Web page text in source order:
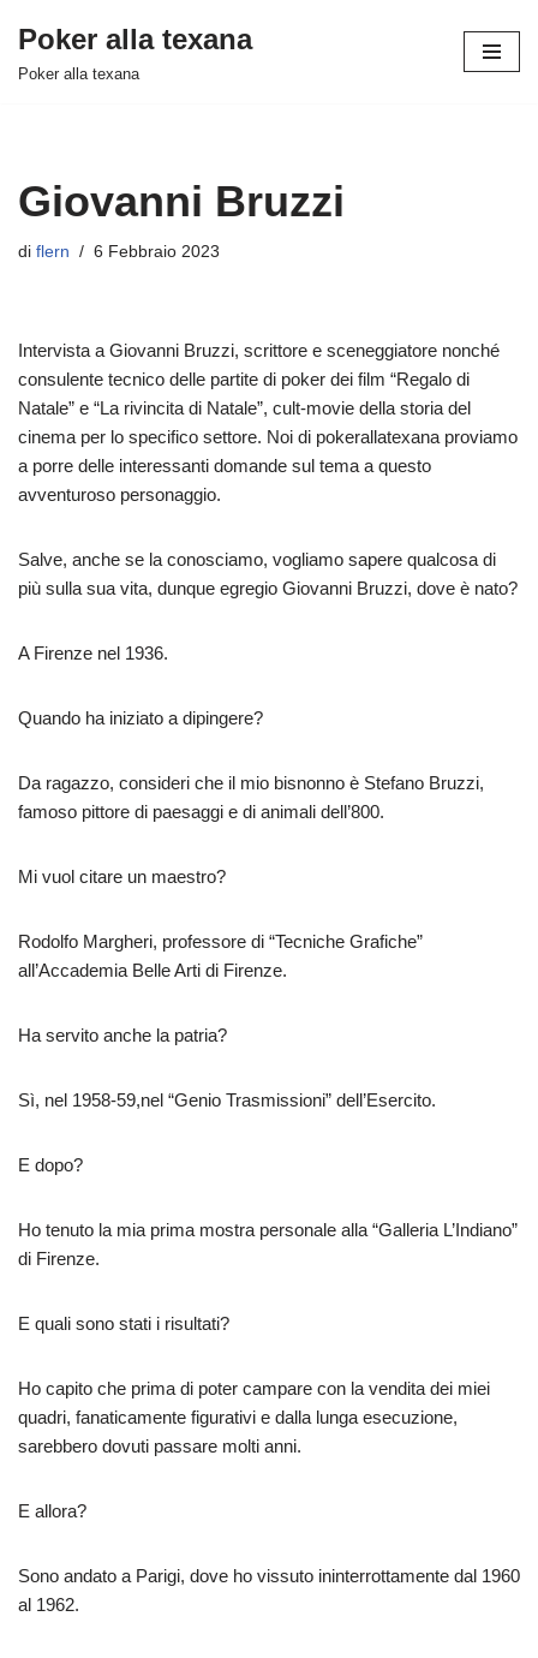
Vai
Poker alla texana
Poker alla texana
Giovanni Bruzzi
di flern 6 Febbraio 2023
Intervista a Giovanni Bruzzi, scrittore e sceneggiatore nonché
consulente tecnico delle partite di poker dei film “Regalo di
Natale” e “La rivincita di Natale”, cult-movie della storia del
cinema per lo specifico settore. Noi di pokerallatexana proviamo
a porre delle interessanti domande sul tema a questo
avventuroso personaggio.
Salve, anche se la conosciamo, vogliamo sapere qualcosa di
più sulla sua vita, dunque egregio Giovanni Bruzzi, dove è nato?
A Firenze nel 1936.
Quando ha iniziato a dipingere?
Da ragazzo, consideri che il mio bisnonno è Stefano Bruzzi,
famoso pittore di paesaggi e di animali dell’800.
Mi vuol citare un maestro?
Rodolfo Margheri, professore di “Tecniche Grafiche”
all’Accademia Belle Arti di Firenze.
Ha servito anche la patria?
Sì, nel 1958-59,nel “Genio Trasmissioni” dell’Esercito.
E dopo?
Ho tenuto la mia prima mostra personale alla “Galleria L’Indiano”
di Firenze.
E quali sono stati i risultati?
Ho capito che prima di poter campare con la vendita dei miei
quadri, fanaticamente figurativi e dalla lunga esecuzione,
sarebbero dovuti passare molti anni.
E allora?
Sono andato a Parigi, dove ho vissuto ininterrottamente dal 1960
al 1962.